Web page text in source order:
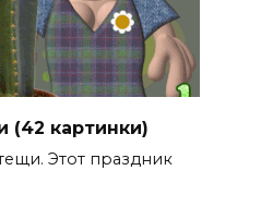
(42 картинки)
Этот праздник